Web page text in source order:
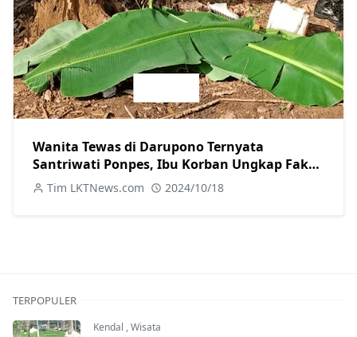
Wanita Tewas di Darupono Ternyata
Santriwati Ponpes, Ibu Korban Ungkap Fakta
Baru tentang Motif Pelaku
Tim LKTNews.com 2024/10/18
TERPOPULER
Kendal ,Wisata